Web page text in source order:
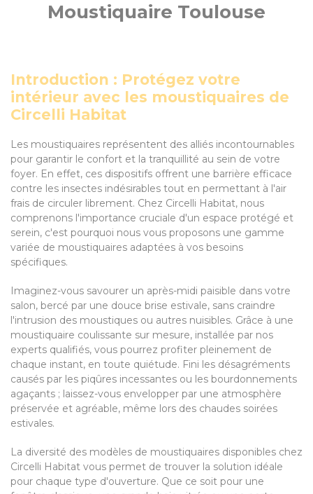
Moustiquaire Toulouse
Introduction : Protégez votre
intérieur avec les moustiquaires de
Circelli Habitat
Les moustiquaires représentent des alliés incontournables
pour garantir le confort et la tranquillité au sein de votre
foyer. En effet, ces dispositifs offrent une barrière efficace
contre les insectes indésirables tout en permettant à l'air
frais de circuler librement. Chez Circelli Habitat, nous
comprenons l'importance cruciale d'un espace protégé et
serein, c'est pourquoi nous vous proposons une gamme
variée de moustiquaires adaptées à vos besoins
spécifiques.
Imaginez-vous savourer un après-midi paisible dans votre
salon, bercé par une douce brise estivale, sans craindre
l'intrusion des moustiques ou autres nuisibles. Grâce à une
moustiquaire coulissante sur mesure, installée par nos
experts qualifiés, vous pourrez profiter pleinement de
chaque instant, en toute quiétude. Fini les désagréments
causés par les piqûres incessantes ou les bourdonnements
agaçants ; laissez-vous envelopper par une atmosphère
préservée et agréable, même lors des chaudes soirées
estivales.
La diversité des modèles de moustiquaires disponibles chez
Circelli Habitat vous permet de trouver la solution idéale
pour chaque type d'ouverture. Que ce soit pour une